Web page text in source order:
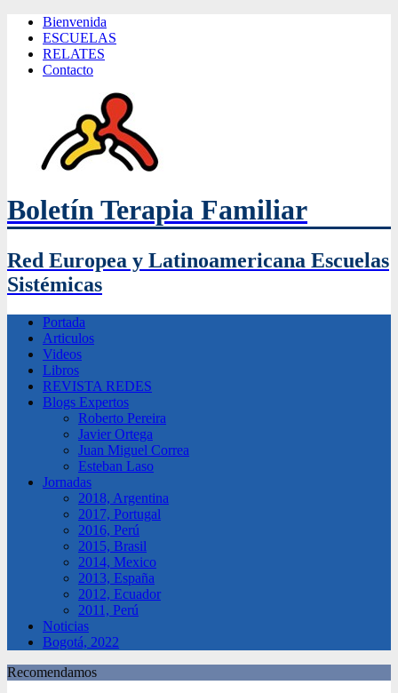
Bienvenida
ESCUELAS
RELATES
Contacto
Boletín Terapia Familiar
Red Europea y Latinoamericana Escuelas
Sistémicas
Portada
Articulos
Videos
Libros
REVISTA REDES
Blogs Expertos
Roberto Pereira
Javier Ortega
Juan Miguel Correa
Esteban Laso
Jornadas
2018, Argentina
2017, Portugal
2016, Perú
2015, Brasil
2014, Mexico
2013, España
2012, Ecuador
2011, Perú
Noticias
Bogotá, 2022
Recomendamos